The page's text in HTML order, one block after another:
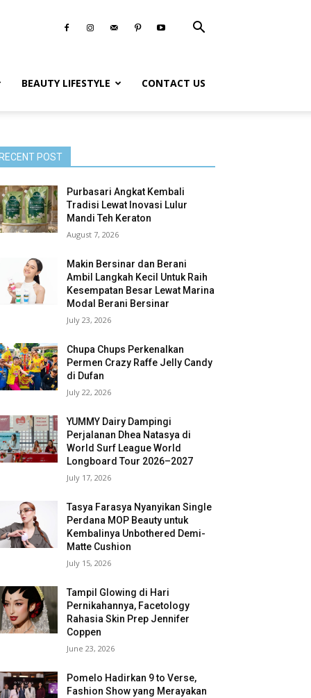
BEAUTY LIFESTYLE CONTACT US
RECENT POST
Purbasari Angkat Kembali
Tradisi Lewat Inovasi Lulur
Mandi Teh Keraton
August 7, 2026
Makin Bersinar dan Berani
Ambil Langkah Kecil Untuk Raih
Kesempatan Besar Lewat Marina
Modal Berani Bersinar
July 23, 2026
Chupa Chups Perkenalkan
Permen Crazy Raffe Jelly Candy
di Dufan
July 22, 2026
YUMMY Dairy Dampingi
Perjalanan Dhea Natasya di
World Surf League World
Longboard Tour 2026–2027
July 17, 2026
Tasya Farasya Nyanyikan Single
Perdana MOP Beauty untuk
Kembalinya Unbothered Demi-
Matte Cushion
July 15, 2026
Tampil Glowing di Hari
Pernikahannya, Facetology
Rahasia Skin Prep Jennifer
Coppen
June 23, 2026
Pomelo Hadirkan 9 to Verse,
Fashion Show yang Merayakan